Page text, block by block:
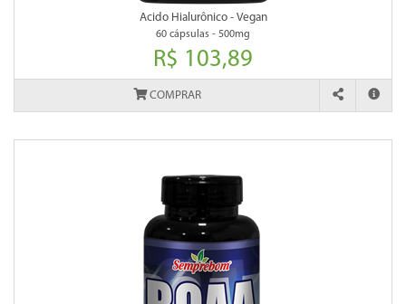
Acido Hialurônico - Vegan
60 cápsulas - 500mg
R$ 103,89
COMPRAR